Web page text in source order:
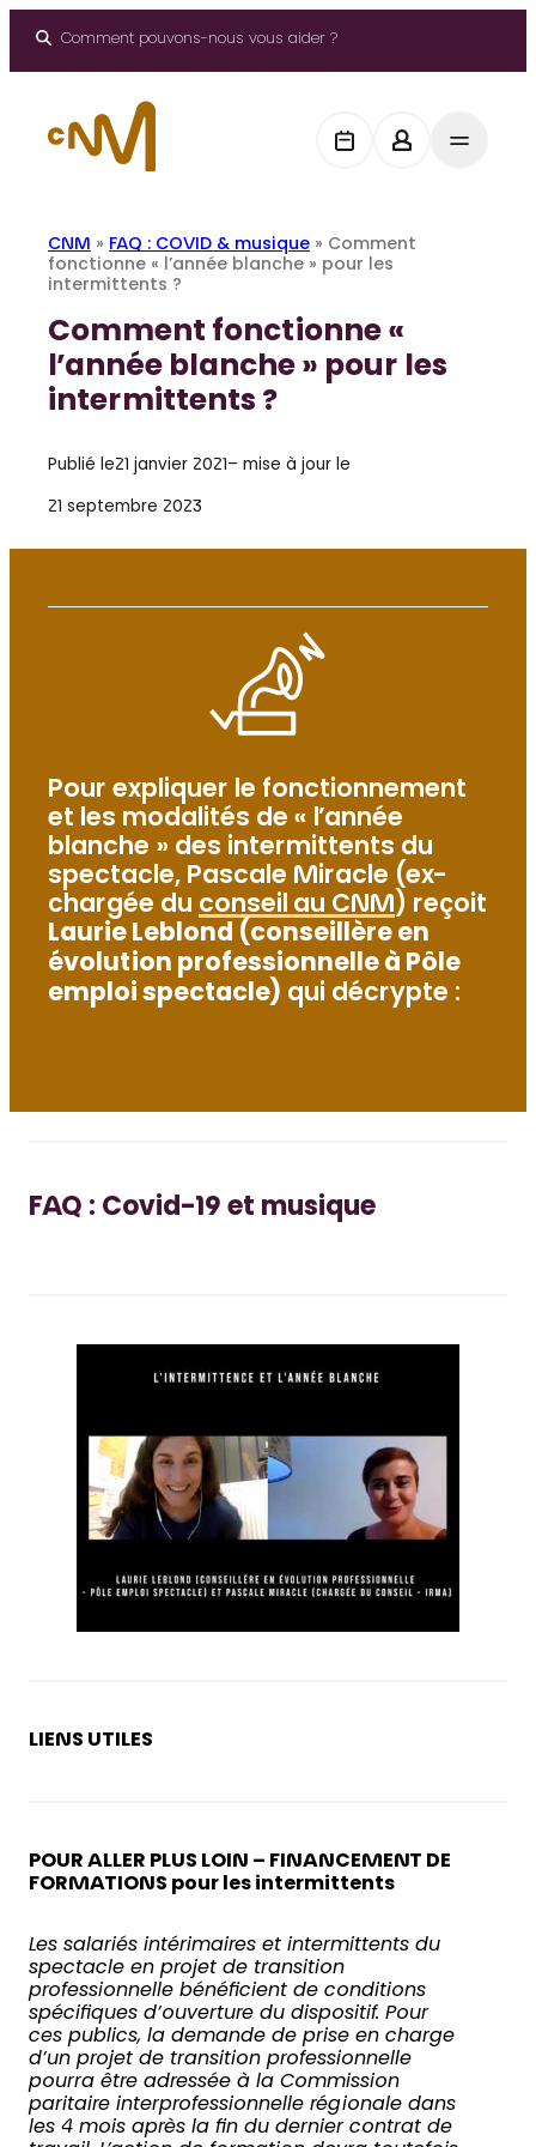
Comment pouvons-nous vous aider ?
CNM » FAQ : COVID & musique » Comment
fonctionne « l’année blanche » pour les
intermittents ?
Comment fonctionne «
l’année blanche » pour les
intermittents ?
Publié le21 janvier 2021 – mise à jour le
21 septembre 2023
Pour expliquer le fonctionnement
et les modalités de « l’année
blanche » des intermittents du
spectacle, Pascale Miracle (ex-
chargée du conseil au CNM ) reçoit
Laurie Leblond (conseillère en
évolution professionnelle à Pôle
emploi spectacle) qui décrypte :
FAQ : Covid-19 et musique
LIENS UTILES
POUR ALLER PLUS LOIN – FINANCEMENT DE
FORMATIONS pour les intermittents
Les salariés intérimaires et intermittents du
spectacle en projet de transition
professionnelle bénéficient de conditions
spécifiques d’ouverture du dispositif. Pour
ces publics, la demande de prise en charge
d’un projet de transition professionnelle
pourra être adressée à la Commission
paritaire interprofessionnelle régionale dans
les 4 mois après la fin du dernier contrat de